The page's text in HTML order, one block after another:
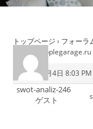
トップページ › フォーラ
信先: myapplegarage.ru
2025年9月4日 8:03 PM
swot-analiz-246
ゲスト